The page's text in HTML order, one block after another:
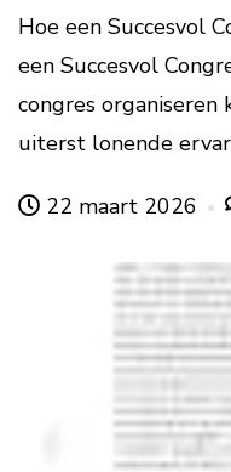
Hoe een Succesvol
een Succesvol
congres organiseren
uiterst lonende
22 maart 2026